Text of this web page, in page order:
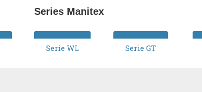
Series Manitex
Serie WL Serie GT